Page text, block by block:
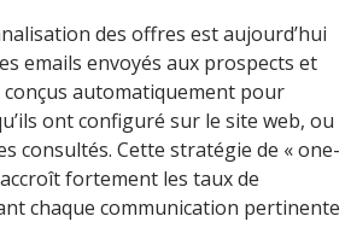
des offres est aujourd’hui
emails envoyés aux prospects et
automatiquement pour
ont configuré sur le site web, ou
consultés. Cette stratégie de « one-
fortement les taux de
chaque communication pertinente